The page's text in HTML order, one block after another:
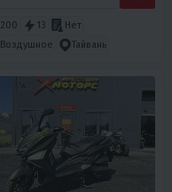
200 13
Нет
Воздушное
Тайвань